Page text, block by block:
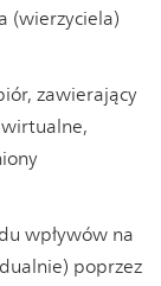
(wierzyciela)
zawierający
wpływów na
poprzez